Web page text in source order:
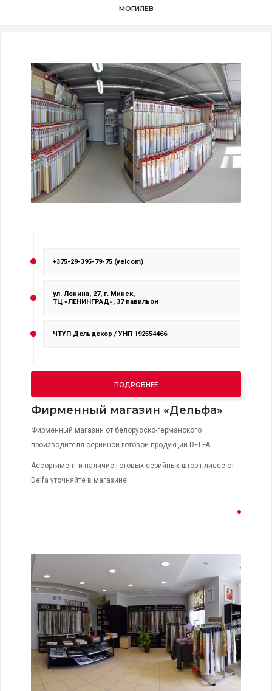
МОГИЛЁВ
+375-29-395-79-75 (velcom)
ул. Ленина, 27, г. Минск,
ТЦ «ЛЕНИНГРАД», 37 павильон
ЧТУП Дельдекор / УНП 192554466
ПОДРОБНЕЕ
Фирменный магазин «Дельфа»
Фирменный магазин от белорусско-германского
производителя серийной готовой продукции DELFA.
Ассортимент и наличие готовых серийных штор плиссе от
Delfa уточняйте в магазине.